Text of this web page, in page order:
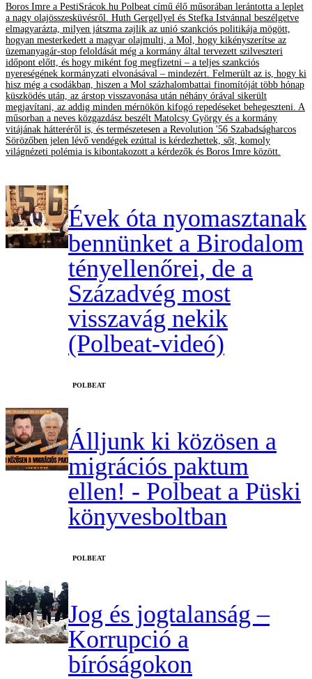
Boros Imre a PestiSrácok.hu Polbeat című élő műsorában lerántotta a leplet
a nagy olajösszesküvésről. Huth Gergellyel és Stefka Istvánnal beszélgetve
elmagyarázta, milyen játszma zajlik az unió szankciós politikája mögött,
hogyan mesterkedett a magyar olajmulti, a Mol, hogy kikényszerítse az
üzemanyagár-stop feloldását még a kormány által tervezett szilveszteri
időpont előtt, és hogy miként fog megfizetni – a teljes szankciós
nyereségének kormányzati elvonásával – mindezért. Felmerült az is, hogy ki
hisz még a csodákban, hiszen a Mol százhalombattai finomítóját több hónap
küszködés után, az árstop visszavonása után néhány órával sikerült
megjavítani, az addig minden mérnökön kifogó repedéseket behegeszteni. A
műsorban a neves közgazdász beszélt Matolcsy György és a kormány
vitájának hátteréről is, és természetesen a Revolution '56 Szabadságharcos
Sörözőben jelen lévő vendégek ezúttal is kérdezhettek, sőt, komoly
világnézeti polémia is kibontakozott a kérdezők és Boros Imre között.
Évek óta nyomasztanak
bennünket a Birodalom
tényellenőrei, de a
Századvég most
visszavág nekik
(Polbeat-videó)
‎POLBEAT
Álljunk ki közösen a
migrációs paktum
ellen! - Polbeat a Püski
könyvesboltban
‎POLBEAT
Jog és jogtalanság –
Korrupció a
bíróságokon